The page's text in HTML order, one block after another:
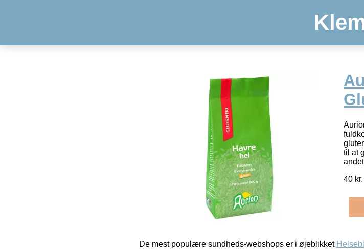
til at
40 kr.
De mest populære sundheds-webshops er i øjeblikket